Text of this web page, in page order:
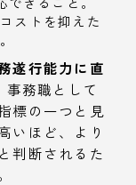
ストを抑えた
遂行能力に直
務職として
標の一つと見
いほど、より
判断されるた